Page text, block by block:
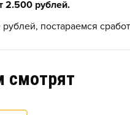
2.500 рублей.
постараемся
смотрят